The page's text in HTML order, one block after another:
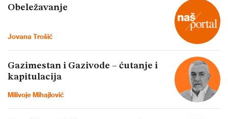
Obeležavanje
Jovana Trošić
Gazimestan i Gazivode – ćutanje i
kapitulacija
Milivoje Mihajlović